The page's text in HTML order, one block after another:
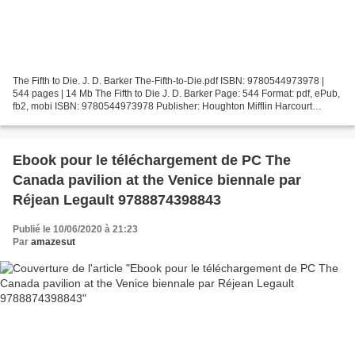
The Fifth to Die. J. D. Barker The-Fifth-to-Die.pdf ISBN: 9780544973978 |
544 pages | 14 Mb The Fifth to Die J. D. Barker Page: 544 Format: pdf, ePub,
fb2, mobi ISBN: 9780544973978 Publisher: Houghton Mifflin Harcourt
Ebook pour le téléchargement de PC The
Canada pavilion at the Venice biennale par
Réjean Legault 9788874398843
Publié le 10/06/2020 à 21:23
Par amazesut